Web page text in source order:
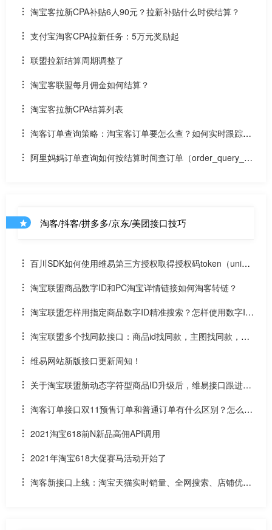
淘宝客拉新CPA补贴6人90元？拉新补贴什么时侯结算？
支付宝淘客CPA拉新任务：5万元奖励起
联盟拉新结算周期调整了
淘宝客联盟每月佣金如何结算？
淘宝客拉新CPA结算列表
淘客订单查询策略：淘宝客订单要怎么查？如何实时跟踪用
户付款退款等订单状态变化？如何实时结算？
阿里妈妈订单查询如何按结算时间查订单（order_query_ty
淘客/抖客/拼多多/京东/美团接口技巧
百川SDK如何使用维易第三方授权取得授权码token（uniap
p）淘宝联盟商品数字ID和PC淘宝详情链接如何淘客转链？
淘宝联盟怎样用指定商品数字ID精准搜索？怎样使用数字ID
和场景ID2转链？
淘宝联盟多个找同款接口：商品id找同款，主图找同款，SK
U找同款
维易网站新版接口更新周知！
关于淘宝联盟新动态字符型商品ID升级后，维易接口跟进情
况和API调用说明
淘客订单接口双11预售订单和普通订单有什么区别？怎么区
分是淘客双11预售订单是否已付尾款？预售中支付了定金的宝
贝该如何计算佣金
2021淘宝618前N新品高佣API调用
2021年淘宝618大促赛马活动开始了
淘客新接口上线：淘宝天猫实时销量、全网搜索、店铺优惠